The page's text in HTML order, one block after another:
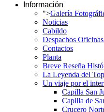
Información
">Galería
Noticias
Cabildo
Despachos Oficinas
Contactos
Planta
Breve Reseña
La Leyenda del
Un viaje por el
Capilla San
Capilla de
Crucero